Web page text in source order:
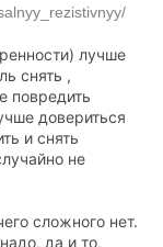
лучше
снять ,
повредить
довериться
и снять
не
сложного нет.
да и то,